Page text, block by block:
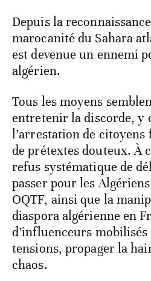
Depuis la
marocanité du Sahara
est devenue un ennemi
algérien.
Tous les moyens
entretenir la discorde, y
l’arrestation de citoyens
de prétextes douteux. À
refus systématique de
passer pour les
OQTF, ainsi que la
diaspora algérienne en
d’influenceurs
tensions, propager la
chaos.